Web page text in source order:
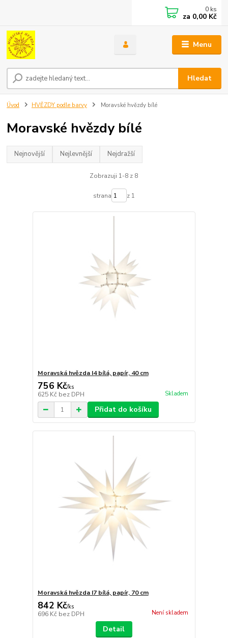
Menu
Hledat
0 ks
za 0,00 Kč
Úvod HVĚZDY podle barvy Moravské hvězdy bílé
Moravské hvězdy bílé
Nejnovější Nejlevnější Nejdražší
Zobrazuji 1-8 z 8
strana z 1
Moravská hvězda I4 bílá, papír, 40 cm
756 Kč/ks
625 Kč bez DPH Skladem
Přidat do košíku
Moravská hvězda I7 bílá, papír, 70 cm
842 Kč/ks
696 Kč bez DPH Není skladem
Detail